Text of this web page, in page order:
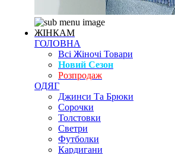
ЖІНКАМ
ГОЛОВНА
Всі Жіночі Товари
Новий Сезон
Розпродаж
ОДЯГ
Джинси Та Брюки
Сорочки
Толстовки
Светри
Футболки
Кардигани